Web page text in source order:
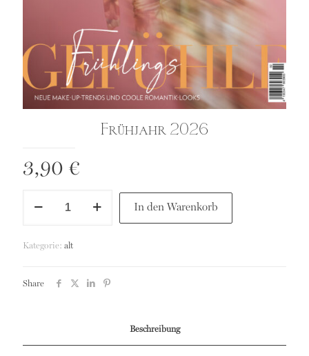
Frühjahr 2026
3,90 €
2026
In den Warenkorb
Kategorie: alt
Share
Beschreibung